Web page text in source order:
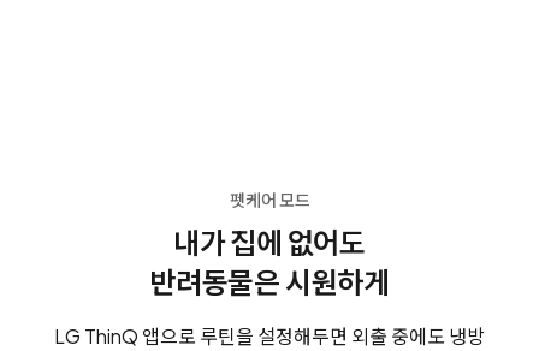
펫케어 모드
내가 집에 없어도
반려동물은 시원하게
LG ThinQ 앱으로 루틴을 설정해두면 외출 중에도 냉방